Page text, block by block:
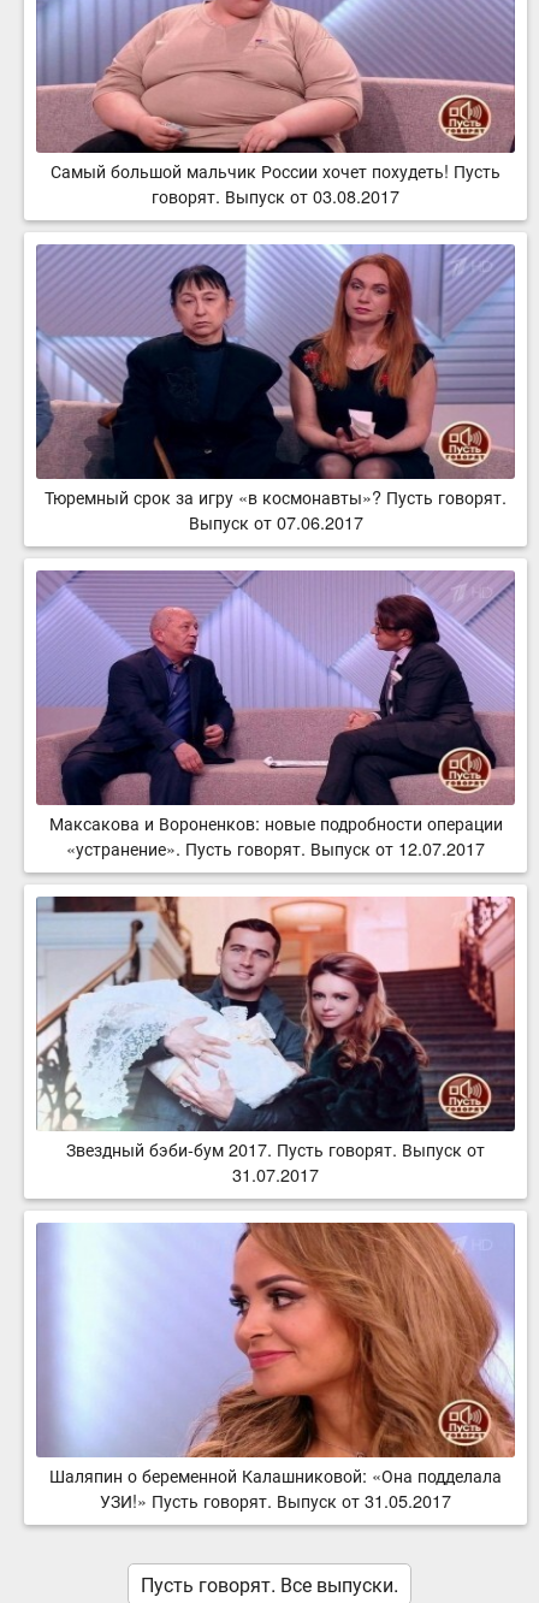
Самый большой мальчик России хочет похудеть! Пусть
говорят. Выпуск от 03.08.2017
Тюремный срок за игру «в космонавты»? Пусть говорят.
Выпуск от 07.06.2017
Максакова и Вороненков: новые подробности операции
«устранение». Пусть говорят. Выпуск от 12.07.2017
Звездный бэби-бум 2017. Пусть говорят. Выпуск от
31.07.2017
Шаляпин о беременной Калашниковой: «Она подделала
УЗИ!» Пусть говорят. Выпуск от 31.05.2017
Пусть говорят. Все выпуски.